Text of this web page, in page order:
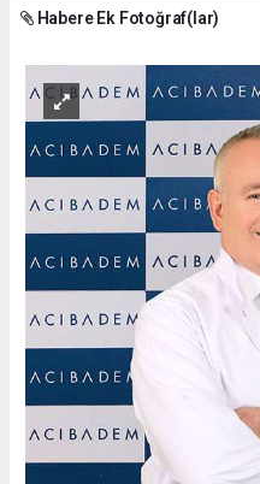
Habere Ek Fotoğraf(lar)